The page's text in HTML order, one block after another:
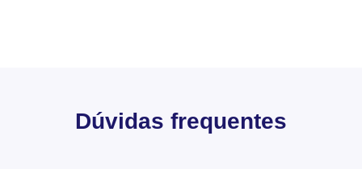
Dúvidas frequentes